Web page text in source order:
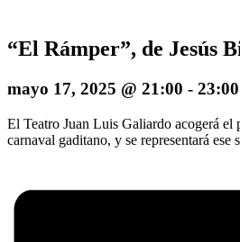
“El Rámper”, de Jesús
mayo 17, 2025 @ 21:00 - 23:00
El Teatro Juan Luis Galiardo acogerá el
carnaval gaditano, y se representará